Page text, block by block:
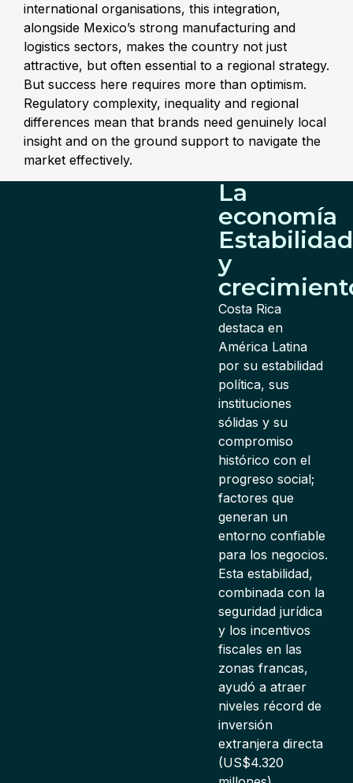
international organisations, this integration,
alongside Mexico’s strong manufacturing and
logistics sectors, makes the country not just
attractive, but often essential to a regional strategy.
But success here requires more than optimism.
Regulatory complexity, inequality and regional
differences mean that brands need genuinely local
insight and on the ground support to navigate the
market effectively.
La
economía
Estabilidad
y
Costa Rica
destaca en
América Latina
por su estabilidad
política, sus
instituciones
sólidas y su
compromiso
histórico con el
progreso social;
factores que
generan un
entorno confiable
para los negocios.
Esta estabilidad,
combinada con la
seguridad jurídica
y los incentivos
fiscales en las
zonas francas,
ayudó a atraer
niveles récord de
inversión
extranjera directa
(US$4.320